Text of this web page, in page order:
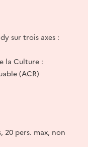
sur trois axes :
la Culture :
(ACR)
20 pers. max, non